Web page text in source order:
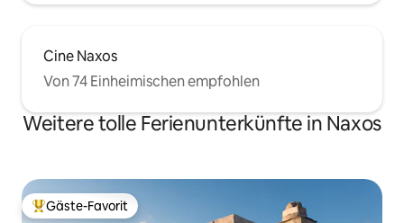
Cine Naxos
Von 74 Einheimischen empfohlen
Weitere tolle Ferienunterkünfte in Naxos
Beliebter Gäste-Favorit.
Gäste-Favorit